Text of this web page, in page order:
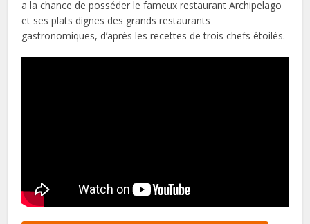
a la chance de posséder le fameux restaurant Archipelago
et ses plats dignes des grands restaurants
gastronomiques, d’après les recettes de trois chefs étoilés.